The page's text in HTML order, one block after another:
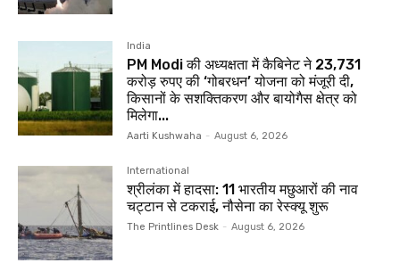
India
PM Modi की अध्यक्षता में कैबिनेट ने 23,731
करोड़ रुपए की ‘गोबरधन’ योजना को मंजूरी दी,
किसानों के सशक्तिकरण और बायोगैस क्षेत्र को
मिलेगा...
Aarti Kushwaha - August 6, 2026
International
श्रीलंका में हादसा: 11 भारतीय मछुआरों की नाव
चट्टान से टकराई, नौसेना का रेस्क्यू शुरू
The Printlines Desk - August 6, 2026